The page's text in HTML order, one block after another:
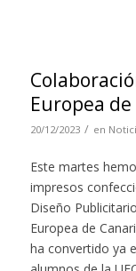
Europea
20/12/2023 / en
Este martes
impresos
Diseño
Europea de
ha convertido ya